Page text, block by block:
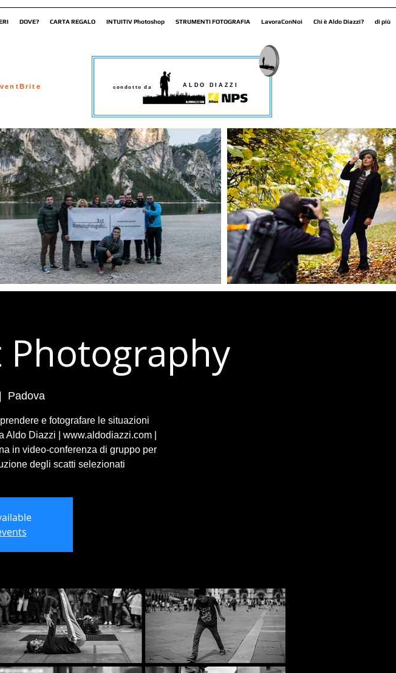
DOVE? CARTA REGALO INTUITIV Photoshop STRUMENTI FOTOGRAFIA LavoraConNoi Chi è Aldo Diazzi? di più
Photography
Padova
e fotografare le situazioni
Diazzi | www.aldodiazzi.com |
in video-conferenza di gruppo per
degli scatti selezionati
condotto da ALDO DIAZZI